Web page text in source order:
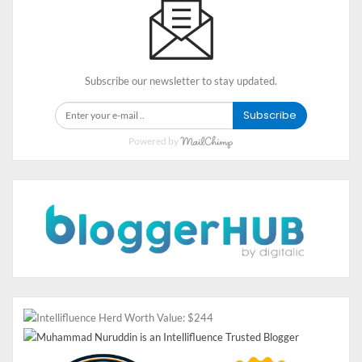
Penulis Berpengalaman (Lebih dari 1 tahun
menulis topik tertentu)
Riset Topik mendalam
(Penulis melakukan riset
Penilaian konsumen(Rating Lebih dari 4,5 Skala 5,
6 bulan terakhir)
Jumlah Kata(700 – 1000 kata per artikel)
(Formal, semi-formal, santai)
diterima)
Quality Control(Artikel direview editor sebelum
Program Prakerja
Subscribe our newsletter to stay updated.
Subscribe
Powered by